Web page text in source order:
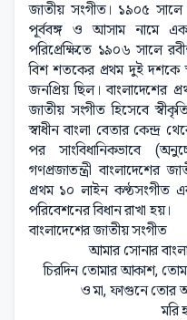
জাতীয় সংগীত। ১৯০৫ সালে
পূর্ববঙ্গ ও আসাম নামে
পরিপ্রেক্ষিতে ১৯০৬ সালে
বিশ শতকের প্রথম দুই দশকে
জনপ্রিয় ছিল। বাংলাদেশের
জাতীয় সংগীত হিসেবে
স্বাধীন বাংলা বেতার কেন্দ্র
পর সাংবিধানিকভাবে
গণপ্রজাতন্ত্রী বাংলাদেশের
প্রথম ১০ লাইন কণ্ঠসংগীত
পরিবেশনের বিধান রাখা হয়।
বাংলাদেশের জাতীয় সংগীত
আমার সোনার
চিরদিন তোমার আকাশ,
ও মা, ফাগুনে তোর
মরি